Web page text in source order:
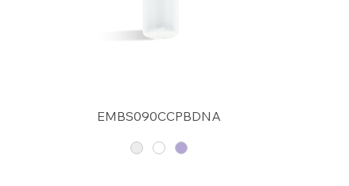
EMBS090CCPBDNA